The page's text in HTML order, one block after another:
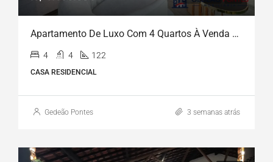
Apartamento De Luxo Com 4 Quartos À Venda Em Casa Forte – Uma Experiência Única De Residir Com Eleg
4 4 122
CASA RESIDENCIAL
Gedeão Pontes 3 semanas atrás